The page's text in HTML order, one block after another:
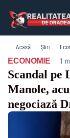
Acasă Știri
ECONOMIE· 1
Scandal pe
Manole,
negociază